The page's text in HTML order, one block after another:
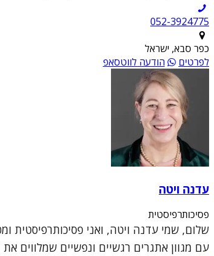
052-3924775
כפר סבא, ישראל
לפרטים
הודעה לווטסאפ
עדנה ויטה
פסיכותרפיסטית
שלום, שמי עדנה ויטה, ואני פסיכותרפיסטית
עם מגוון אתגרים רגשיים ונפשיים שמלווים